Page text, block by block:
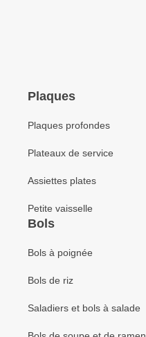
Plaques
Plaques profondes
Plateaux de service
Assiettes plates
Petite vaisselle
Bols
Bols à poignée
Bols de riz
Saladiers et bols à salade